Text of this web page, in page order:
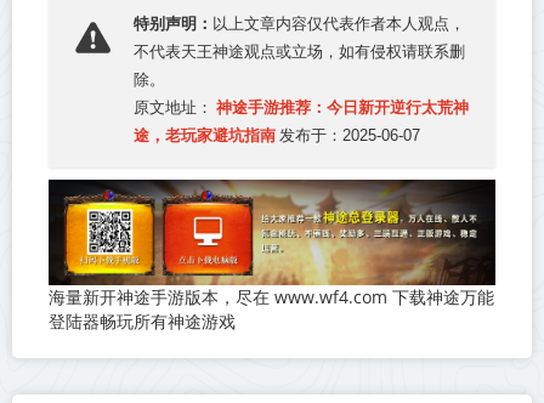
特别声明： 以上文章内容仅代表作者本人观点，
不代表天王神途观点或立场，如有侵权请联系删
除。
原文地址： 神途手游推荐：今日新开逆行太荒神
途，老玩家避坑指南 发布于：2025-06-07
海量新开神途手游版本，尽在 www.wf4.com 下载神途万能
登陆器畅玩所有神途游戏